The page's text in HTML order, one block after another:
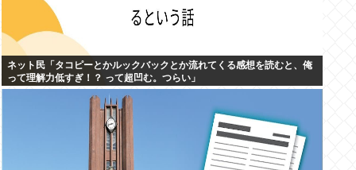
ネット民「タコピーとかルックバックとか流れてくる感想を読むと、俺
って理解力低すぎ！？ って超凹む。つらい」